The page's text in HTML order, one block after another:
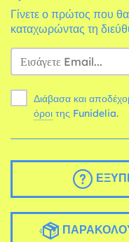
Γίνετε ο πρώτος που
καταχωρώντας τη
Διάβασα και
όροι της Funidelia.